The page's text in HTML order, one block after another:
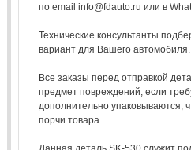
по email info@fdauto.ru или в
Технические консультанты
вариант для Вашего автомобиля.
Все заказы перед отправкой
предмет повреждений, если
дополнительно упаковываются,
порчи товара.